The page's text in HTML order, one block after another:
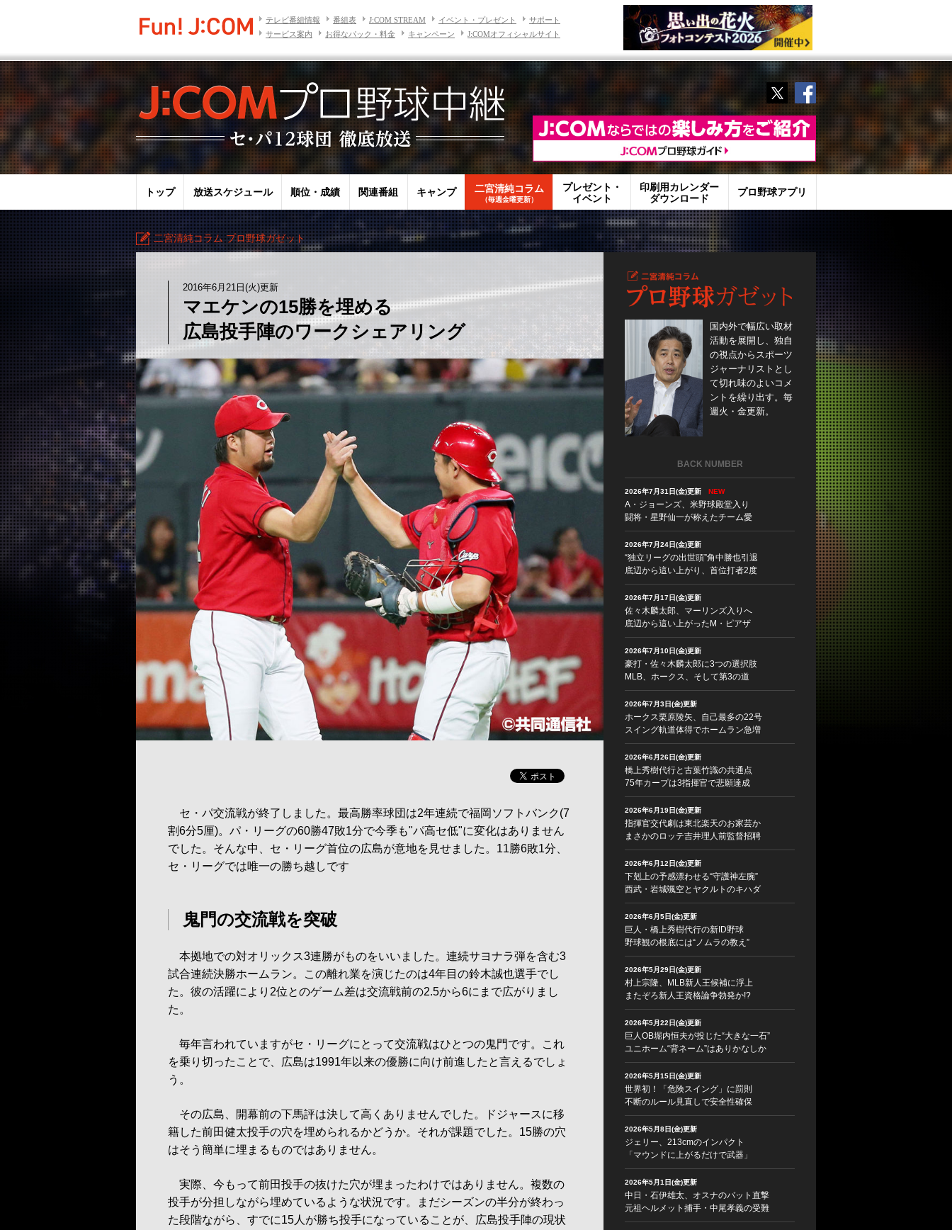
テレビ番組情報 番組表 J:COM STREAM イベント・プレゼント
サポート
サービス案内
お得なパック・料金 キャンペーン J:COMオフィシャルサイト
TwitterFacebook
トップ 放送スケジュール 順位・成績 関連番組 キャンプ 二宮清純コラム
（毎週金曜更新）
プレゼント・
イベント
印刷用カレンダー
ダウンロード
プロ野球アプリ
二宮清純コラム プロ野球ガゼット
2016年6月21日(火)更新
マエケンの15勝を埋める
広島投手陣のワークシェアリング
セ・パ交流戦が終了しました。最高勝率球団は2年連続で福岡ソフトバンク(7
割6分5厘)。パ・リーグの60勝47敗1分で今季も"パ高セ低"に変化はありません
でした。そんな中、セ・リーグ首位の広島が意地を見せました。11勝6敗1分、
セ・リーグでは唯一の勝ち越しです
鬼門の交流戦を突破
本拠地での対オリックス3連勝がものをいいました。連続サヨナラ弾を含む3
試合連続決勝ホームラン。この離れ業を演じたのは4年目の鈴木誠也選手でし
た。彼の活躍により2位とのゲーム差は交流戦前の2.5から6にまで広がりまし
た。
毎年言われていますがセ・リーグにとって交流戦はひとつの鬼門です。これ
を乗り切ったことで、広島は1991年以来の優勝に向け前進したと言えるでしょ
う。
その広島、開幕前の下馬評は決して高くありませんでした。ドジャースに移
籍した前田健太投手の穴を埋められるかどうか。それが課題でした。15勝の穴
はそう簡単に埋まるものではありません。
実際、今もって前田投手の抜けた穴が埋まったわけではありません。複数の
投手が分担しながら埋めているような状況です。まだシーズンの半分が終わっ
た段階ながら、すでに15人が勝ち投手になっていることが、広島投手陣の現状
国内外で幅広い取材
活動を展開し、独自
の視点からスポーツ
ジャーナリストとし
て切れ味のよいコメ
ントを繰り出す。毎
週火・金更新。
BACK NUMBER
2026年7月31日(金)更新 NEW
A・ジョーンズ、米野球殿堂入り
闘将・星野仙一が称えたチーム愛
2026年7月24日(金)更新
“独立リーグの出世頭”角中勝也引退
底辺から這い上がり、首位打者2度
2026年7月17日(金)更新
佐々木麟太郎、マーリンズ入りへ
底辺から這い上がったM・ピアザ
2026年7月10日(金)更新
豪打・佐々木麟太郎に3つの選択肢
MLB、ホークス、そして第3の道
2026年7月3日(金)更新
ホークス栗原陵矢、自己最多の22号
スイング軌道体得でホームラン急増
2026年6月26日(金)更新
橋上秀樹代行と古葉竹識の共通点
75年カープは3指揮官で悲願達成
2026年6月19日(金)更新
指揮官交代劇は東北楽天のお家芸か
まさかのロッテ吉井理人前監督招聘
2026年6月12日(金)更新
下剋上の予感漂わせる“守護神左腕”
西武・岩城颯空とヤクルトのキハダ
2026年6月5日(金)更新
巨人・橋上秀樹代行の新ID野球
野球観の根底には“ノムラの教え”
2026年5月29日(金)更新
村上宗隆、MLB新人王候補に浮上
またぞろ新人王資格論争勃発か!?
2026年5月22日(金)更新
巨人OB堀内恒夫が投じた“大きな一石”
ユニホーム“背ネーム”はありかなしか
2026年5月15日(金)更新
世界初！「危険スイング」に罰則
不断のルール見直しで安全性確保
2026年5月8日(金)更新
ジェリー、213cmのインパクト
「マウンドに上がるだけで武器」
2026年5月1日(金)更新
中日・石伊雄太、オスナのバット直撃
元祖ヘルメット捕手・中尾孝義の受難